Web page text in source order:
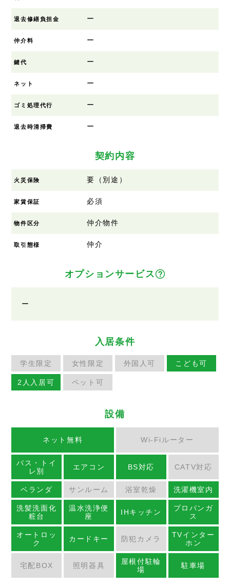
退去修繕負担金 ー
仲介料 ー
鍵代 ー
ネット ー
ゴミ処理代行 ー
退去時清掃費 ー
契約内容
火災保険 要（別途）
家賃保証 必須
物件区分 仲介物件
取引態様 仲介
オプションサービス
ー
入居条件
学生限定 女性限定 外国人可 こども可
2人入居可 ペット可
設備
ネット無料 Wi-Fiルーター
バス・トイ
レ別
エアコン BS対応 CATV対応
ベランダ サンルーム 浴室乾燥 洗濯機室内
洗髪洗面化
粧台
温水洗浄便
座
IHキッチン
プロパンガ
ス
オートロッ
ク
カードキー 防犯カメラ
TVインター
ホン
宅配BOX 照明器具
屋根付駐輪
場
駐車場